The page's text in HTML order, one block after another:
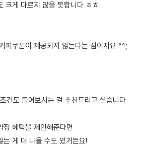
크게 다르지 않을 듯합니다 ㅎㅎ
피쿠폰이 제공되지 않는다는 점이지요 ^^;
건도 들어보시는 걸 추천드리고 싶습니다
정 혜택을 제안해준다면
는 게 더 나을 수도 있거든요!